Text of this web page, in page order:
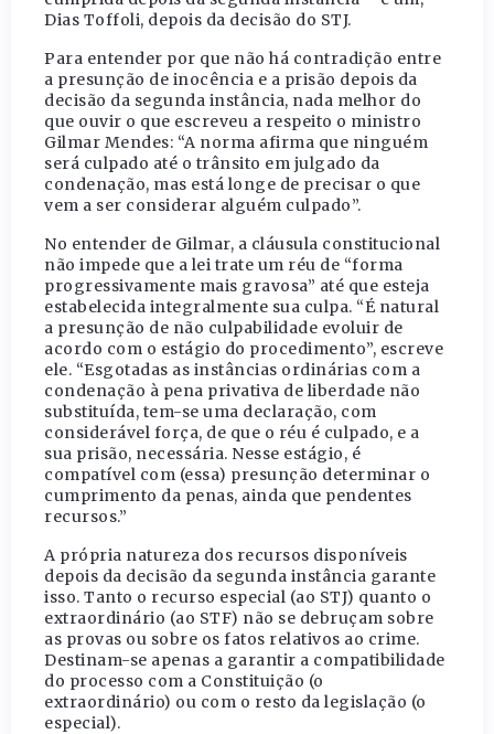
Dias Toffoli, depois da decisão do STJ.
Para entender por que não há contradição entre
a presunção de inocência e a prisão depois da
decisão da segunda instância, nada melhor do
que ouvir o que escreveu a respeito o ministro
Gilmar Mendes: “A norma afirma que ninguém
será culpado até o trânsito em julgado da
condenação, mas está longe de precisar o que
vem a ser considerar alguém culpado”.
No entender de Gilmar, a cláusula constitucional
não impede que a lei trate um réu de “forma
progressivamente mais gravosa” até que esteja
estabelecida integralmente sua culpa. “É natural
a presunção de não culpabilidade evoluir de
acordo com o estágio do procedimento”, escreve
ele. “Esgotadas as instâncias ordinárias com a
condenação à pena privativa de liberdade não
substituída, tem-se uma declaração, com
considerável força, de que o réu é culpado, e a
sua prisão, necessária. Nesse estágio, é
compatível com (essa) presunção determinar o
cumprimento da penas, ainda que pendentes
recursos.”
A própria natureza dos recursos disponíveis
depois da decisão da segunda instância garante
isso. Tanto o recurso especial (ao STJ) quanto o
extraordinário (ao STF) não se debruçam sobre
as provas ou sobre os fatos relativos ao crime.
Destinam-se apenas a garantir a compatibilidade
do processo com a Constituição (o
extraordinário) ou com o resto da legislação (o
especial).